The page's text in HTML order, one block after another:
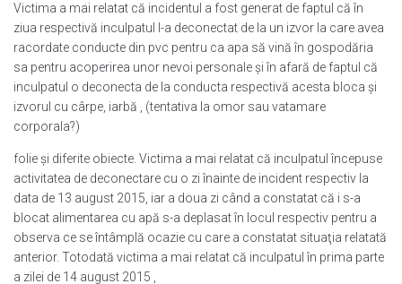
Victima a mai relatat că incidentul a fost generat de faptul că în
ziua respectivă inculpatul l-a deconectat de la un izvor la care avea
racordate conducte din pvc pentru ca apa să vină în gospodăria
sa pentru acoperirea unor nevoi personale şi în afară de faptul că
inculpatul o deconecta de la conducta respectivă acesta bloca şi
izvorul cu cârpe, iarbă , (tentativa la omor sau vatamare
corporala?)
folie şi diferite obiecte. Victima a mai relatat că inculpatul începuse
activitatea de deconectare cu o zi înainte de incident respectiv la
data de 13 august 2015, iar a doua zi când a constatat că i s-a
blocat alimentarea cu apă s-a deplasat în locul respectiv pentru a
observa ce se întâmplă ocazie cu care a constatat situaţia relatată
anterior. Totodată victima a mai relatat că inculpatul în prima parte
a zilei de 14 august 2015 ,